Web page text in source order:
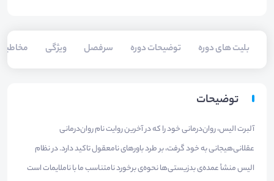
بلیت های دوره توضیحات دوره سرفصل ویژگی
توضیحات
آلبرت الیس، روان‌درمانی خود را که در آخرین روایت نام روان‌درمانی
عقلانی‌هیجانی به خود گرفت، بر طرد باورهای نامعقول تاکید دارد. در نظام
الیس منشأ عمده‌ی بدزیستی‌ها نحوه‌ی برخورد نامتناسب ما با ناملایمات است